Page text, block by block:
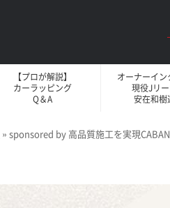
【プロが解説】
カーラッピング
Q＆A
オーナーイン
現役Jリ
安在和樹
» sponsored by 高品質施工を実現